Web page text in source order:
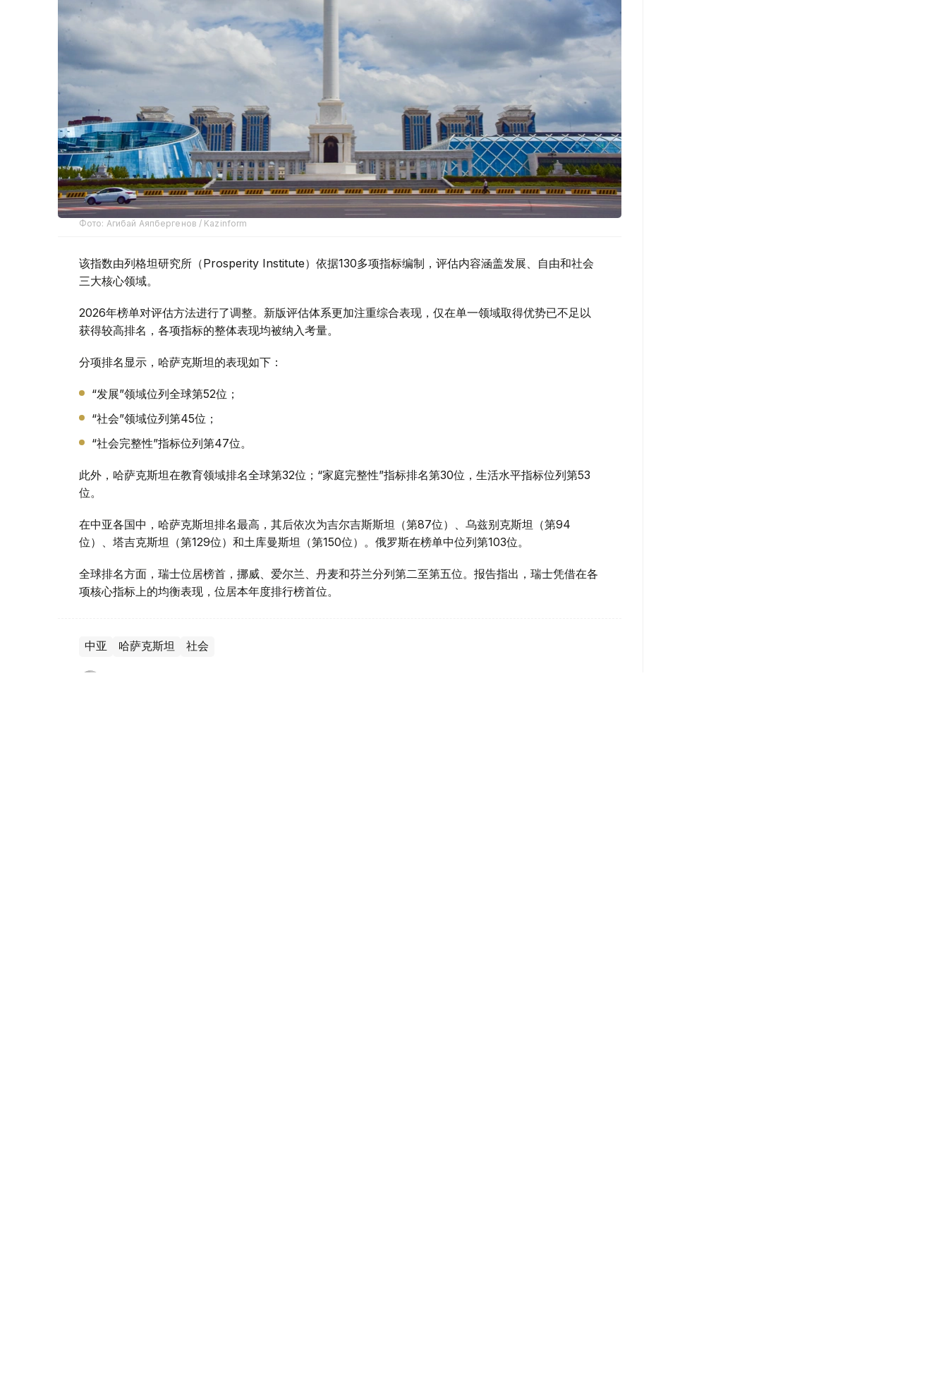
Фото: Агибай Аяпбергенов / Kazinform
该指数由列格坦研究所（Prosperity Institute）依据130多项指标编制，评估内容涵盖发展、自由和社会
三大核心领域。
2026年榜单对评估方法进行了调整。新版评估体系更加注重综合表现，仅在单一领域取得优势已不足以
获得较高排名，各项指标的整体表现均被纳入考量。
分项排名显示，哈萨克斯坦的表现如下：
“发展”领域位列全球第52位；
“社会”领域位列第45位；
“社会完整性”指标位列第47位。
此外，哈萨克斯坦在教育领域排名全球第32位；“家庭完整性”指标排名第30位，生活水平指标位列第53
位。
在中亚各国中，哈萨克斯坦排名最高，其后依次为吉尔吉斯斯坦（第87位）、乌兹别克斯坦（第94
位）、塔吉克斯坦（第129位）和土库曼斯坦（第150位）。俄罗斯在榜单中位列第103位。
全球排名方面，瑞士位居榜首，挪威、爱尔兰、丹麦和芬兰分列第二至第五位。报告指出，瑞士凭借在各
项核心指标上的均衡表现，位居本年度排行榜首位。
中亚 哈萨克斯坦 社会